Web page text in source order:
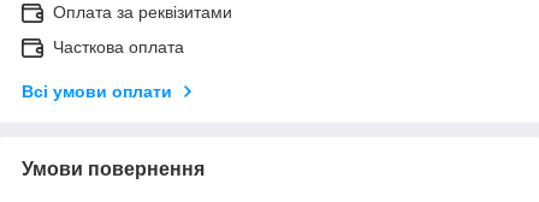
Оплата за реквізитами
Часткова оплата
Всі умови оплати
Умови повернення